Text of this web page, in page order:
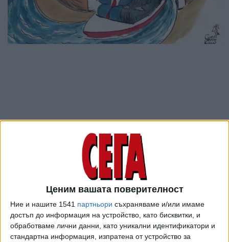
Ценим вашата поверителност
Ние и нашите 1541 партньори съхраняваме и/или имаме
достъп до информация на устройство, като бисквитки, и
обработваме лични данни, като уникални идентификатори и
стандартна информация, изпратена от устройство за
Разгледай всички